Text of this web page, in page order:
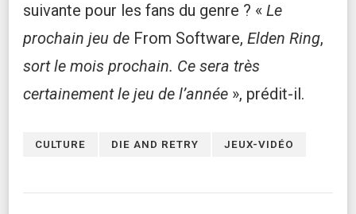
suivante pour les fans du genre ? « Le
prochain jeu de From Software, Elden Ring,
sort le mois prochain. Ce sera très
certainement le jeu de l’année », prédit-il.
CULTURE DIE AND RETRY JEUX-VIDÉO